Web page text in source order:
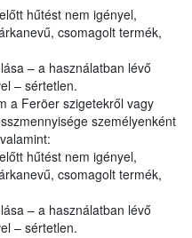
hűtést nem igényel,
csomagolt termék,
– a használatban lévő
– sértetlen.
a Feröer szigetekről vagy
személyenként
hűtést nem igényel,
csomagolt termék,
– a használatban lévő
– sértetlen.